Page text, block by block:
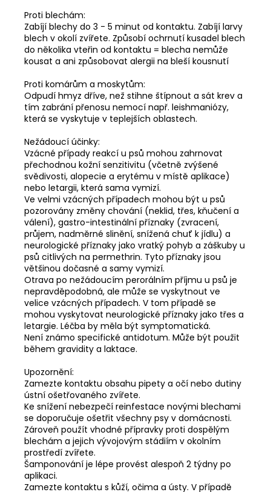
Proti blechám:
Zabíjí blechy do 3 - 5 minut od kontaktu. Zabíjí larvy
blech v okolí zvířete. Způsobí ochrnutí kusadel blech
do několika vteřin od kontaktu = blecha nemůže
kousat a ani způsobovat alergii na bleší kousnutí
Proti komárům a moskytům:
Odpudí hmyz dříve, než stihne štípnout a sát krev a
tím zabrání přenosu nemocí např. leishmaniózy,
která se vyskytuje v teplejších oblastech.
Nežádoucí účinky:
Vzácné případy reakcí u psů mohou zahrnovat
přechodnou kožní senzitivitu (včetně zvýšené
svědivosti, alopecie a erytému v místě aplikace)
nebo letargii, která sama vymizí.
Ve velmi vzácných případech mohou být u psů
pozorovány změny chování (neklid, třes, kňučení a
válení), gastro-intestinální příznaky (zvracení,
průjem, nadměrné slinění, snížená chuť k jídlu) a
neurologické příznaky jako vratký pohyb a záškuby u
psů citlivých na permethrin. Tyto příznaky jsou
většinou dočasné a samy vymizí.
Otrava po nežádoucím perorálním příjmu u psů je
nepravděpodobná, ale může se vyskytnout ve
velice vzácných případech. V tom případě se
mohou vyskytovat neurologické příznaky jako třes a
letargie. Léčba by měla být symptomatická.
Není známo specifické antidotum. Může být použit
během gravidity a laktace.
Upozornění:
Zamezte kontaktu obsahu pipety a očí nebo dutiny
ústní ošetřovaného zvířete.
Ke snížení nebezpečí reinfestace novými blechami
se doporučuje ošetřit všechny psy v domácnosti.
Zároveň použít vhodné přípravky proti dospělým
blechám a jejich vývojovým stádiím v okolním
prostředí zvířete.
Šamponování je lépe provést alespoň 2 týdny po
aplikaci.
Zamezte kontaktu s kůží, očima a ústy. V případě